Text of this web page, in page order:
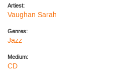
Artiest:
Vaughan Sarah
Genres:
Jazz
Medium:
CD